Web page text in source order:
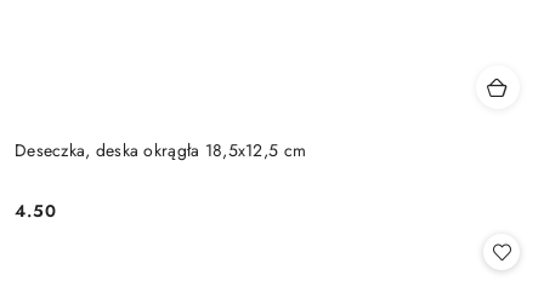
Deseczka, deska okrągła 18,5x12,5 cm
Cena:
4.50